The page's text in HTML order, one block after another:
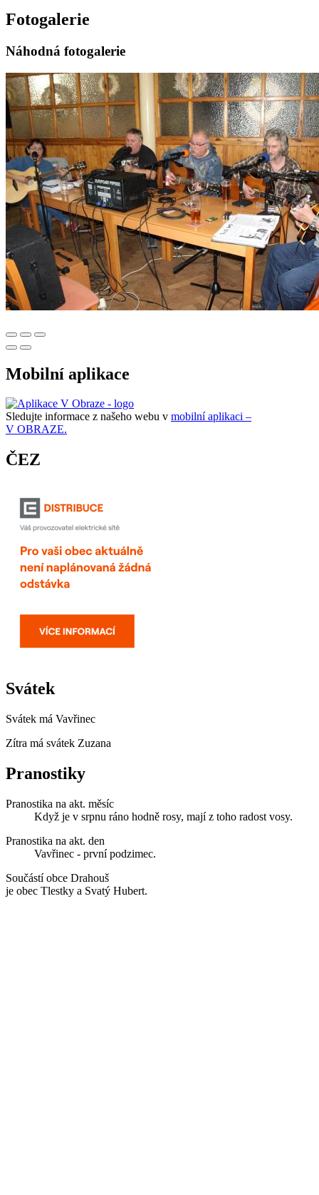
Fotogalerie
Náhodná fotogalerie
Mobilní aplikace
Sledujte informace z našeho webu v mobilní aplikaci –
V OBRAZE.
ČEZ
Svátek
Svátek má Vavřinec
Zítra má svátek Zuzana
Pranostiky
Pranostika na akt. měsíc
Když je v srpnu ráno hodně rosy, mají z toho radost vosy.
Pranostika na akt. den
Vavřinec - první podzimec.
Součástí obce Drahouš
je obec Tlestky a Svatý Hubert.